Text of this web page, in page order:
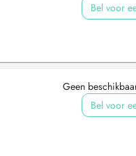
Bel voor
Geen
Bel voor